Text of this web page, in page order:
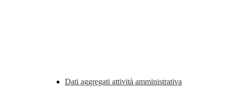
Dati aggregati attività amministrativa